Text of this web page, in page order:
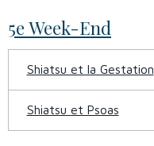
5e Week-End
Shiatsu et la Gestation
Shiatsu et Psoas